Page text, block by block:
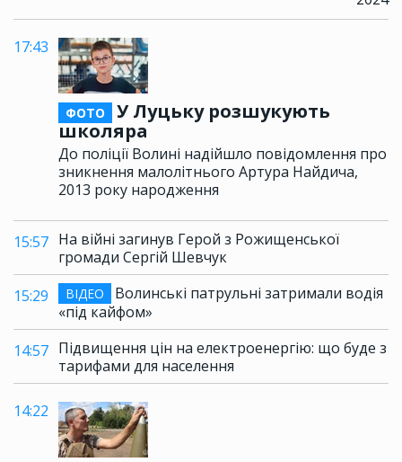
17:43
ФОТО
У Луцьку розшукують
школяра
До поліції Волині надійшло повідомлення про
зникнення малолітнього Артура Найдича,
2013 року народження
15:57 На війні загинув Герой з Рожищенської
громади Сергій Шевчук
15:29
ВІДЕО
Волинські патрульні затримали водія
«під кайфом»
14:57 Підвищення цін на електроенергію: що буде з
тарифами для населення
14:22